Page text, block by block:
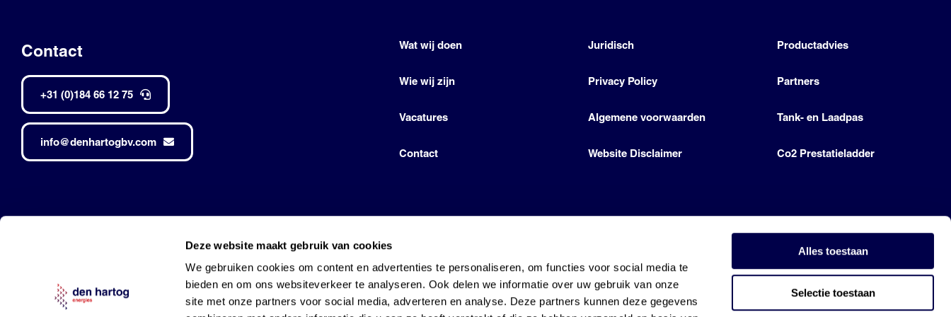
Deze website maakt gebruik van cookies
We gebruiken cookies om content en advertenties te personaliseren, om functies voor social media te
bieden en om ons websiteverkeer te analyseren. Ook delen we informatie over uw gebruik van onze
site met onze partners voor social media, adverteren en analyse. Deze partners kunnen deze gegevens
Alles toestaan
Selectie toestaan
Contact
+31 (0)184 66 12 75
info@denhartogbv.com
Wat wij doen
Wie wij zijn
Vacatures
Contact
Juridisch
Privacy Policy
Algemene voorwaarden
Website Disclaimer
Productadvies
Partners
Tank- en Laadpas
Co2 Prestatieladder
Den Hartog • Alle rechten voorbehouden •
Made by Robuust
and used under license by Den Hartog Energies